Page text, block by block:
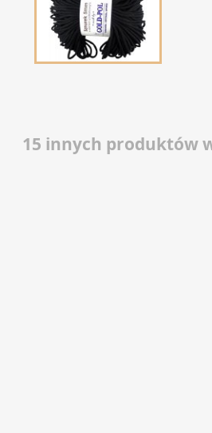
15 innych produktów